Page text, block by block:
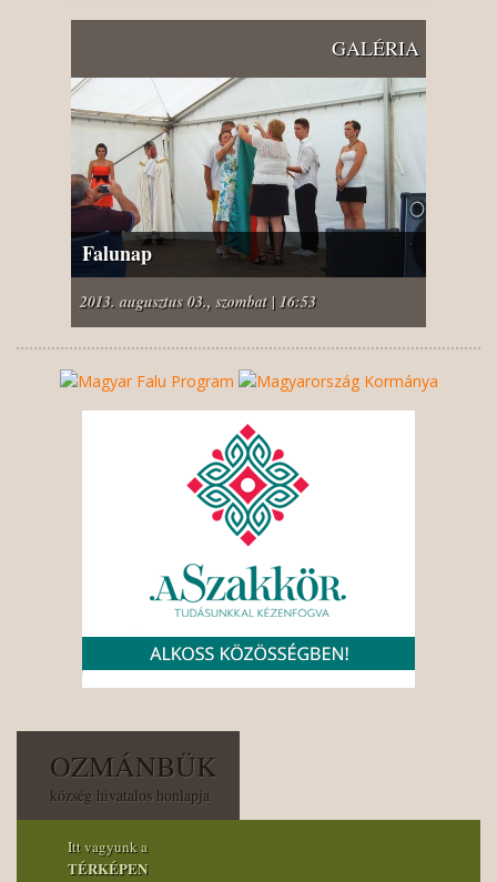
GALÉRIA
Falunap
2013. augusztus 03., szombat | 16:53
OZMÁNBÜK
község hivatalos honlapja
Itt vagyunk a
TÉRKÉPEN